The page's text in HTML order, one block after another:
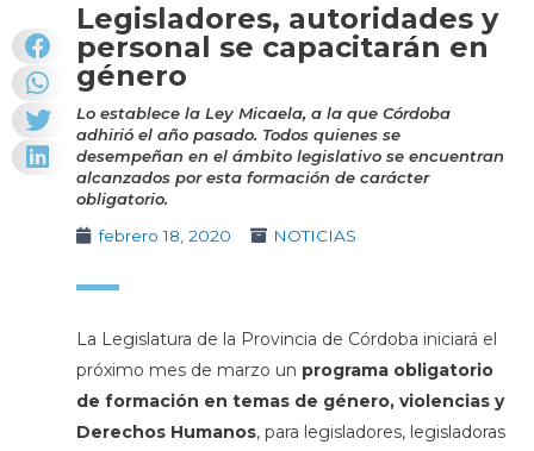
Legisladores, autoridades y
personal se capacitarán en
género
Lo establece la Ley Micaela, a la que Córdoba
adhirió el año pasado. Todos quienes se
desempeñan en el ámbito legislativo se encuentran
alcanzados por esta formación de carácter
obligatorio.
febrero 18, 2020
NOTICIAS
La Legislatura de la Provincia de Córdoba iniciará el
próximo mes de marzo un programa obligatorio
de formación en temas de género, violencias y
Derechos Humanos, para legisladores, legisladoras